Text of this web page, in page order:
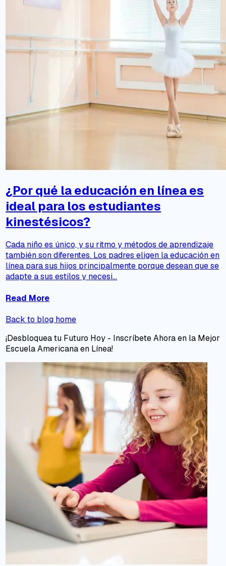
¿Por qué la educación en línea es
ideal para los estudiantes
kinestésicos?
Cada niño es único, y su ritmo y métodos de aprendizaje
también son diferentes. Los padres eligen la educación en
línea para sus hijos principalmente porque desean que se
adapte a sus estilos y necesi...
Read More
Back to blog home
¡Desbloquea tu Futuro Hoy - Inscríbete Ahora en la Mejor
Escuela Americana en Línea!